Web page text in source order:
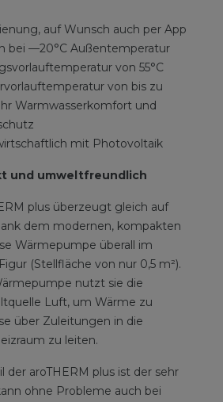
auf Wunsch auch per App
bei —20°C Außentemperatur
von 55°C
von bis zu
Warmwasserkomfort und
mit Photovoltaik
und umweltfreundlich
plus überzeugt gleich auf
dem modernen, kompakten
Wärmepumpe überall im
(Stellfläche von nur 0,5 m²).
nutzt sie die
Luft, um Wärme zu
über Zuleitungen in die
zu leiten.
der aroTHERM plus ist der sehr
ohne Probleme auch bei